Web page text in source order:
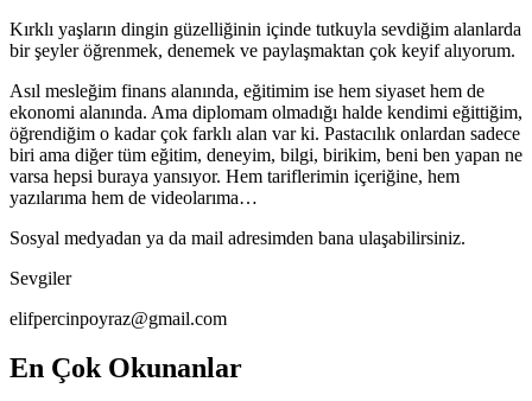
Kırklı yaşların dingin güzelliğinin içinde tutkuyla sevdiğim alanlarda
bir şeyler öğrenmek, denemek ve paylaşmaktan çok keyif alıyorum.
Asıl mesleğim finans alanında, eğitimim ise hem siyaset hem de
ekonomi alanında. Ama diplomam olmadığı halde kendimi eğittiğim,
öğrendiğim o kadar çok farklı alan var ki. Pastacılık onlardan sadece
biri ama diğer tüm eğitim, deneyim, bilgi, birikim, beni ben yapan ne
varsa hepsi buraya yansıyor. Hem tariflerimin içeriğine, hem
yazılarıma hem de videolarıma…
Sosyal medyadan ya da mail adresimden bana ulaşabilirsiniz.
Sevgiler
elifpercinpoyraz@gmail.com
En Çok Okunanlar